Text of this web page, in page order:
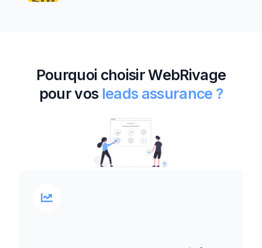
Pourquoi choisir WebRivage
pour vos leads assurance ?